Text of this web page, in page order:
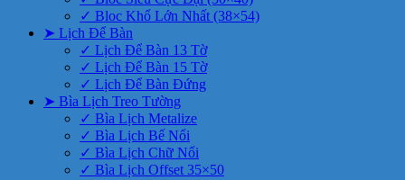
✓ Bloc Khổ Lớn Nhất (38×54)
➤ Lịch Để Bàn
✓ Lịch Để Bàn 13 Tờ
✓ Lịch Để Bàn 15 Tờ
✓ Lịch Để Bàn Đứng
➤ Bìa Lịch Treo Tường
✓ Bìa Lịch Metalize
✓ Bìa Lịch Bế Nổi
✓ Bìa Lịch Chữ Nổi
✓ Bìa Lịch Offset 35×50